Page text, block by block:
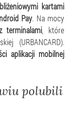
kartami
Pay. Na mocy
terminalami , które
(URBANCARD).
aplikacji mobilnej
polubili